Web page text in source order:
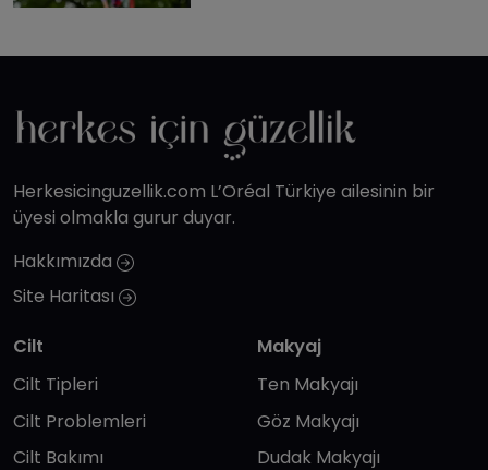
Herkesicinguzellik.com L’Oréal Türkiye ailesinin bir
üyesi olmakla gurur duyar.
Hakkımızda
Site Haritası
Cilt
Cilt Tipleri
Cilt Problemleri
Cilt Bakımı
Makyaj
Ten Makyajı
Göz Makyajı
Dudak Makyajı